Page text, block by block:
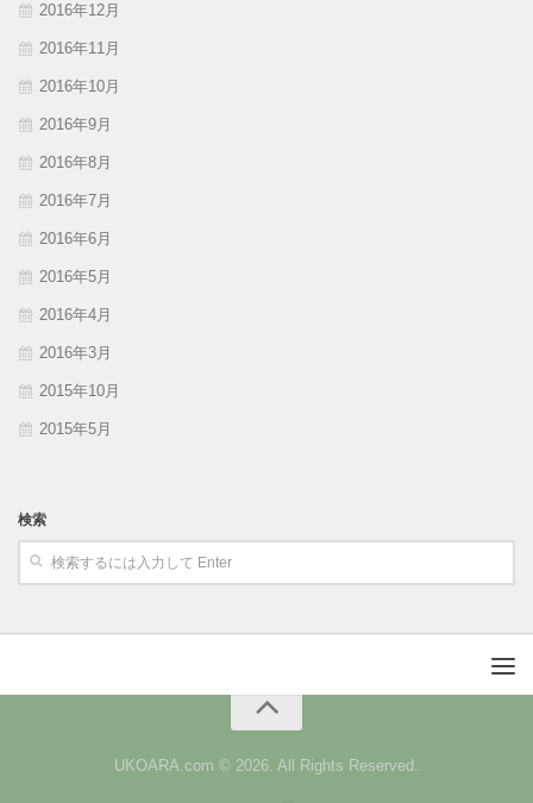
2016年12月
2016年11月
2016年10月
2016年9月
2016年8月
2016年7月
2016年6月
2016年5月
2016年4月
2016年3月
2015年10月
2015年5月
検索
UKOARA.com © 2026. All Rights Reserved.